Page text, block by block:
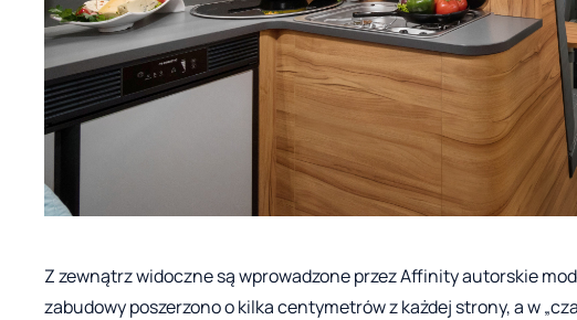
Z zewnątrz widoczne są wprowadzone przez Affinity autorskie
zabudowy poszerzono o kilka centymetrów z każdej strony, a w